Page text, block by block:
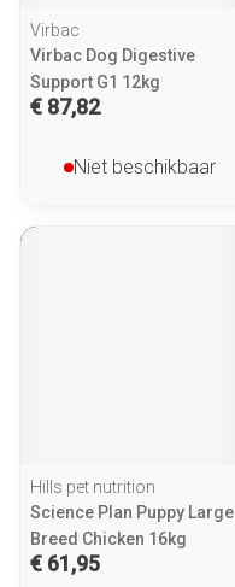
Virbac
Virbac Dog Digestive
Support G1 12kg
€ 87,82
Niet beschikbaar
Hills pet nutrition
Science Plan Puppy Large
Breed Chicken 16kg
€ 61,95